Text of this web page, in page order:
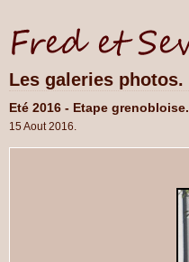
Les galeries photos.
Eté 2016 - Etape grenobloise.
15 Aout 2016.